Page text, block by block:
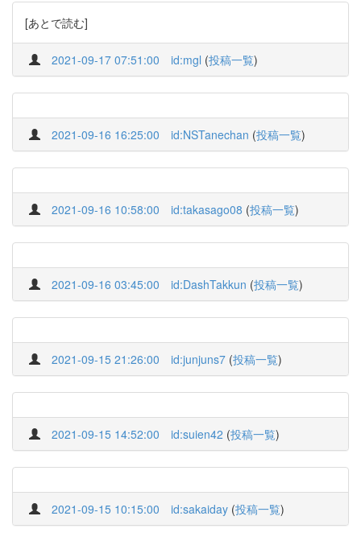
[あとで読む]
2021-09-17 07:51:00 id:mgl (投稿一覧)
2021-09-16 16:25:00 id:NSTanechan (投稿一覧)
2021-09-16 10:58:00 id:takasago08 (投稿一覧)
2021-09-16 03:45:00 id:DashTakkun (投稿一覧)
2021-09-15 21:26:00 id:junjuns7 (投稿一覧)
2021-09-15 14:52:00 id:suien42 (投稿一覧)
2021-09-15 10:15:00 id:sakaiday (投稿一覧)